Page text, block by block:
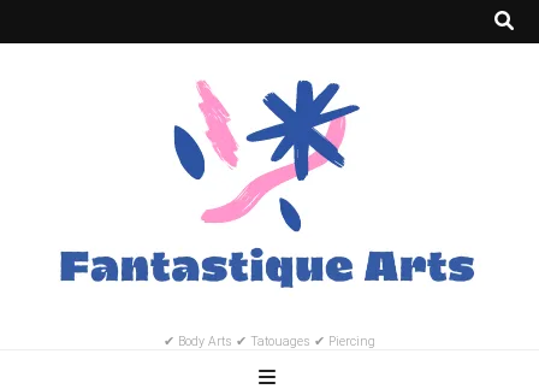
✔ Body Arts ✔ Tatouages ✔ Piercing